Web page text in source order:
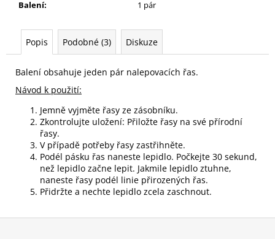
Balení: 1 pár
Popis Podobné (3) Diskuze
Balení obsahuje jeden pár nalepovacích řas.
Návod k použití:
Jemně vyjměte řasy ze zásobníku.
Zkontrolujte uložení: Přiložte řasy na své přírodní
řasy.
V případě potřeby řasy zastřihněte.
Podél pásku řas naneste lepidlo. Počkejte 30 sekund,
než lepidlo začne lepit. Jakmile lepidlo ztuhne,
naneste řasy podél linie přirozených řas.
Přidržte a nechte lepidlo zcela zaschnout.
Kč
Z